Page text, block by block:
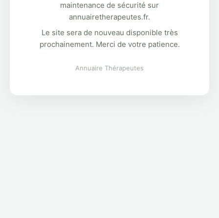
maintenance de sécurité sur
annuairetherapeutes.fr.
Le site sera de nouveau disponible très
prochainement. Merci de votre patience.
Annuaire Thérapeutes